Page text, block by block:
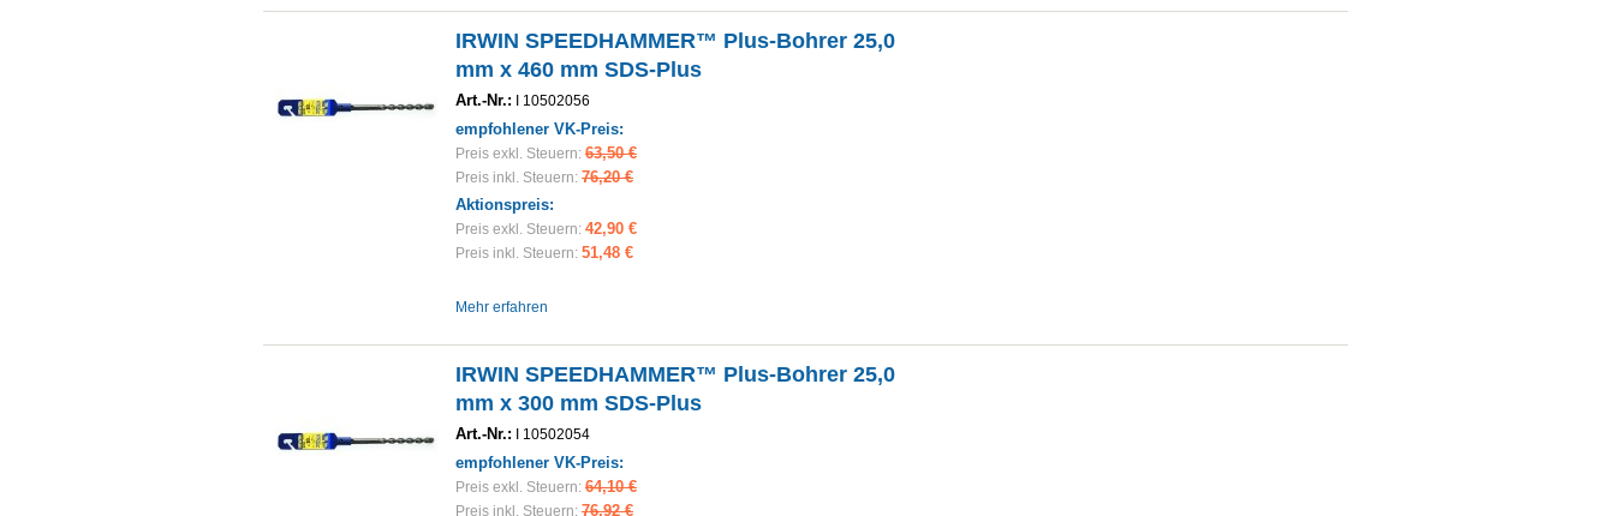
IRWIN SPEEDHAMMER™ Plus-Bohrer 25,0
mm x 460 mm SDS-Plus
Art.-Nr.: I 10502056
empfohlener VK-Preis:
Preis exkl. Steuern: 63,50 €
Preis inkl. Steuern: 76,20 €
Aktionspreis:
Preis exkl. Steuern: 42,90 €
Preis inkl. Steuern: 51,48 €
Mehr erfahren
IRWIN SPEEDHAMMER™ Plus-Bohrer 25,0
mm x 300 mm SDS-Plus
Art.-Nr.: I 10502054
empfohlener VK-Preis:
Preis exkl. Steuern: 64,10 €
Preis inkl. Steuern: 76,92 €